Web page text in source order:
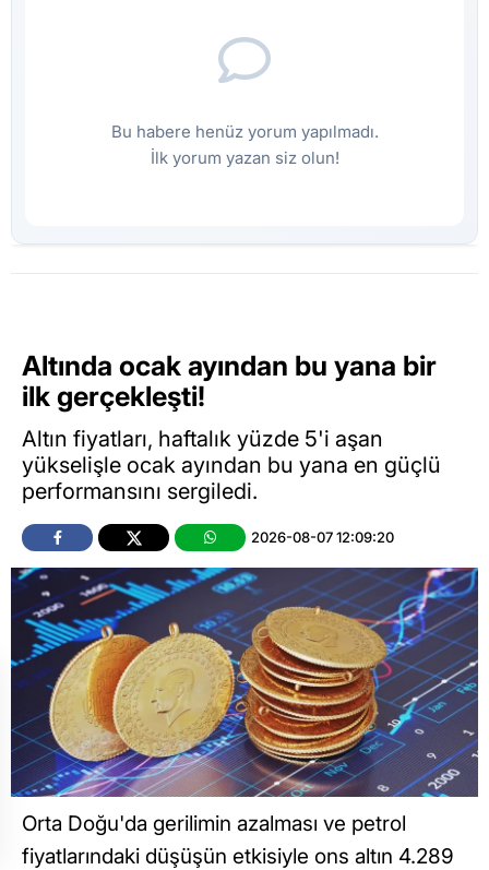
Bu habere henüz yorum yapılmadı.
İlk yorum yazan siz olun!
Altında ocak ayından bu yana bir
ilk gerçekleşti!
Altın fiyatları, haftalık yüzde 5'i aşan
yükselişle ocak ayından bu yana en güçlü
performansını sergiledi.
2026-08-07 12:09:20
Orta Doğu'da gerilimin azalması ve petrol
fiyatlarındaki düşüşün etkisiyle ons altın 4.289